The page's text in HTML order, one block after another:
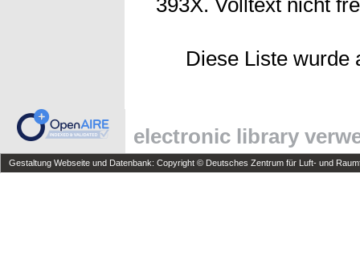
Diese Liste wurde
electronic library
Gestaltung Webseite und Datenbank: Copyright © Deutsches Zentrum für Luft- und